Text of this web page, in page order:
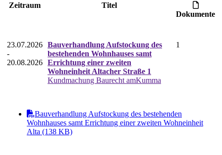
Zeitraum
Titel
Dokumente
23.07.2026
-
20.08.2026
Bauverhandlung Aufstockung des
bestehenden Wohnhauses samt
Errichtung einer zweiten
Wohneinheit Altacher Straße 1
Kundmachung Baurecht amKumma
1
Bauverhandlung Aufstockung des bestehenden
Wohnhauses samt Errichtung einer zweiten Wohneinheit
Alta (138 KB)